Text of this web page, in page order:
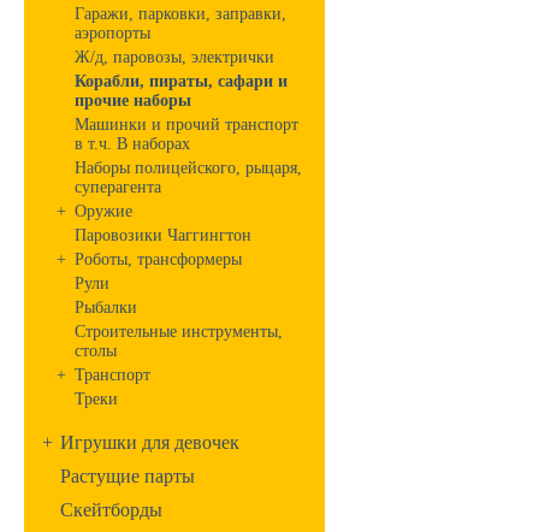
Гаражи, парковки, заправки,
аэропорты
Ж/д, паровозы, электрички
Корабли, пираты, сафари и
прочие наборы
Машинки и прочий транспорт
в т.ч. В наборах
Наборы полицейского, рыцаря,
суперагента
+ Оружие
Паровозики Чаггингтон
+ Роботы, трансформеры
Рули
Рыбалки
Строительные инструменты,
столы
+ Транспорт
Треки
+ Игрушки для девочек
Растущие парты
Скейтборды